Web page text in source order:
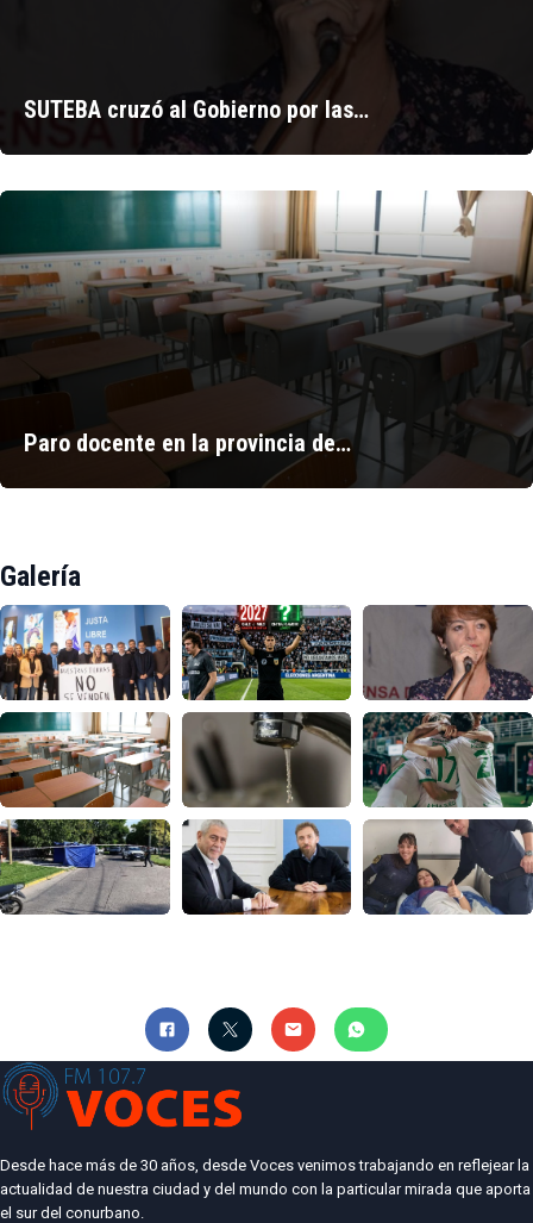
SUTEBA cruzó al Gobierno por las…
Paro docente en la provincia de…
Galería
Desde hace más de 30 años, desde Voces venimos trabajando en reflejear la
actualidad de nuestra ciudad y del mundo con la particular mirada que aporta
el sur del conurbano.